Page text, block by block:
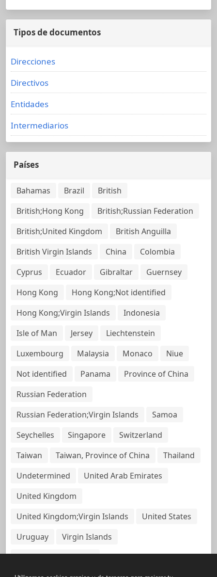
Tipos de documentos
Direcciones
Directivos
Entidades
Intermediarios
Países
Bahamas Brazil
British
British;Hong Kong
British;Russian Federation
British;United Kingdom
British Anguilla
British Virgin Islands
China
Colombia
Cyprus
Ecuador Gibraltar
Guernsey
Hong Kong
Hong Kong;Not identified
Hong Kong;Virgin Islands
Indonesia
Isle of Man
Jersey
Liechtenstein
Luxembourg
Malaysia Monaco
Niue
Not identified
Panama
Province of China
Russian Federation
Russian Federation;Virgin Islands
Samoa
Seychelles
Singapore
Switzerland
Taiwan
Taiwan, Province of China
Thailand
Undetermined
United Arab Emirates
United Kingdom
United Kingdom;Virgin Islands
United States
Uruguay
Virgin Islands
Virgin Islands, British